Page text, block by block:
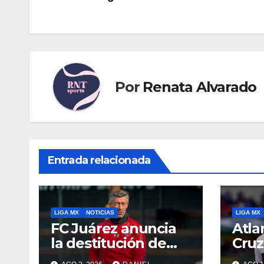
entradas
Por Renata Alvarado
Entrada relacionada
LIGA MX NOTICIAS
FC Juárez anuncia
la destitución de
Pedro Caixinha
LIGA MX